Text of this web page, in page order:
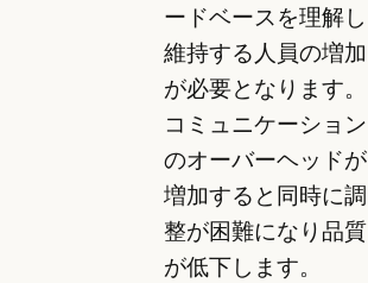
ードベースを理解し
維持する人員の増加
が必要となります。
コミュニケーション
のオーバーヘッドが
増加すると同時に調
整が困難になり品質
が低下します。